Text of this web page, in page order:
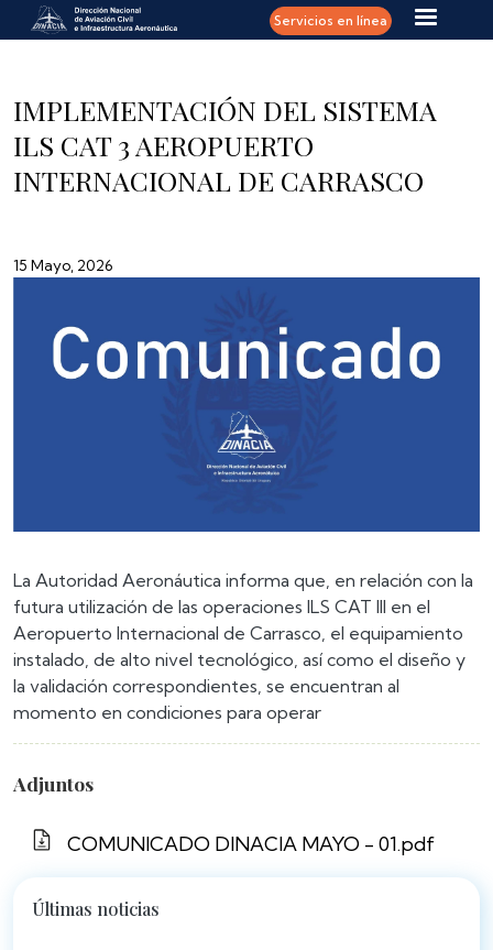
Pasar al contenido principal Servicios en línea
IMPLEMENTACIÓN DEL SISTEMA
ILS CAT 3 AEROPUERTO
INTERNACIONAL DE CARRASCO
15 Mayo, 2026
La Autoridad Aeronáutica informa que, en relación con la
futura utilización de las operaciones ILS CAT III en el
Aeropuerto Internacional de Carrasco, el equipamiento
instalado, de alto nivel tecnológico, así como el diseño y
la validación correspondientes, se encuentran al
momento en condiciones para operar
Adjuntos
COMUNICADO DINACIA MAYO - 01.pdf
Últimas noticias